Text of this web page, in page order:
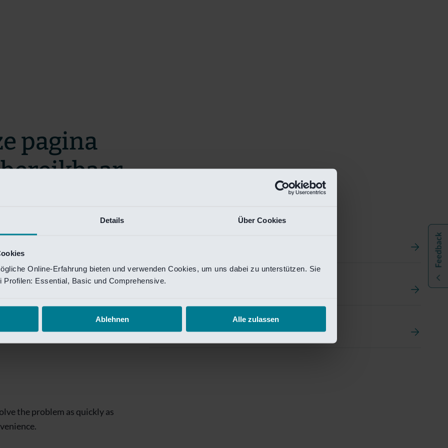
Details Über Cookies
Online-Erfahrung bieten und verwenden Cookies, um uns dabei zu unterstützen. Sie
Profilen: Essential, Basic und Comprehensive.
Ablehnen Alle zulassen
Investment Management
Van Lanschot Kempen Research
pagina
zo snel mogelijk te verhelpen.
te krijgen.
is
the problem as quickly as